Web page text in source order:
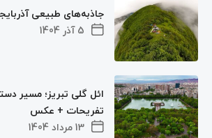
5 آذر 1404
جاذبه‌های طبیعی
13 مرداد 1404
ائل گلی تبریز؛ مسیر
تفریحات + عکس